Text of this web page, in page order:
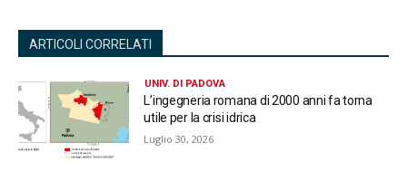
ARTICOLI CORRELATI
UNIV. DI PADOVA
L’ingegneria romana di 2000 anni fa torna
utile per la crisi idrica
Luglio 30, 2026